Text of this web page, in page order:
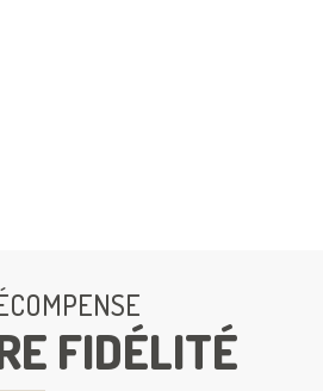
FIDÉLITÉ